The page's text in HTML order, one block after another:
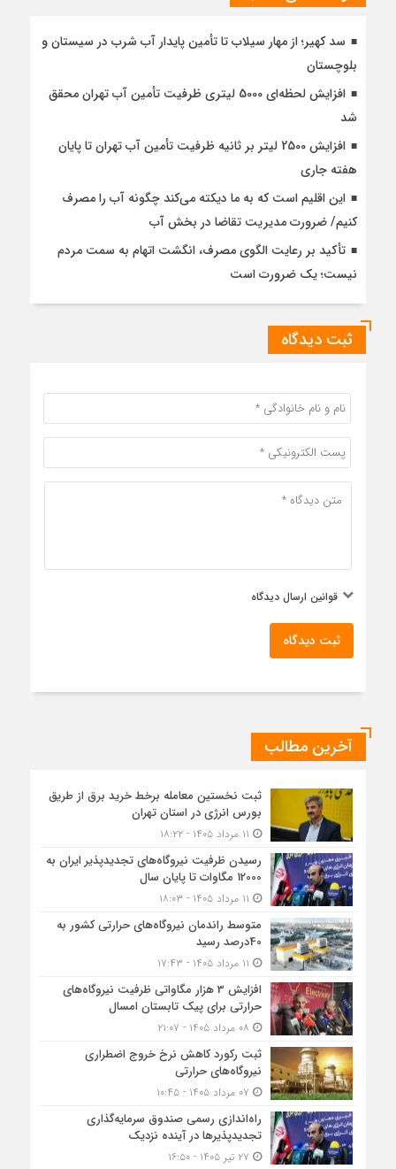
سد کهیر؛ از مهار سیلاب تا تأمین پایدار آب شرب در سیستان و
بلوچستان
افزایش لحظه‌ای 5000 لیتری ظرفیت تأمین آب تهران محقق
شد
افزایش 2500 لیتر بر ثانیه ظرفیت تأمین آب تهران تا پایان
هفته جاری
این اقلیم است که به ما دیکته می‌کند چگونه آب را مصرف
کنیم/ ضرورت مدیریت تقاضا در بخش آب
تأکید بر رعایت الگوی مصرف، انگشت اتهام به سمت مردم
نیست؛ یک ضرورت است
ثبت دیدگاه
قوانین ارسال دیدگاه
ثبت دیدگاه
آخرین مطالب
ثبت نخستین معامله برخط خرید برق از طریق
بورس انرژی در استان تهران
رسیدن ظرفیت نیروگاه‌های تجدیدپذیر ایران به
12000 مگاوات تا پایان سال
متوسط راندمان نیروگاه‌های حرارتی کشور به
40درصد رسید
افزایش 3 هزار مگاواتی ظرفیت نیروگاه‌های
حرارتی برای پیک تابستان امسال
ثبت رکورد کاهش نرخ خروج اضطراری
نیروگاه‌های حرارتی
راه‌اندازی رسمی صندوق سرمایه‌گذاری
تجدیدپذیرها در آینده نزدیک